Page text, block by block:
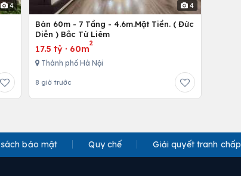
4 4
Bán 60m - 7 Tầng - 4.6m.Mặt Tiền. ( Đức
Diễn ) Bắc Từ Liêm
17.5 tỷ· 60m
2
Thành phố Hà Nội
8 giờ trước
sách bảo mật Quy chế Giải quyết tranh chấp